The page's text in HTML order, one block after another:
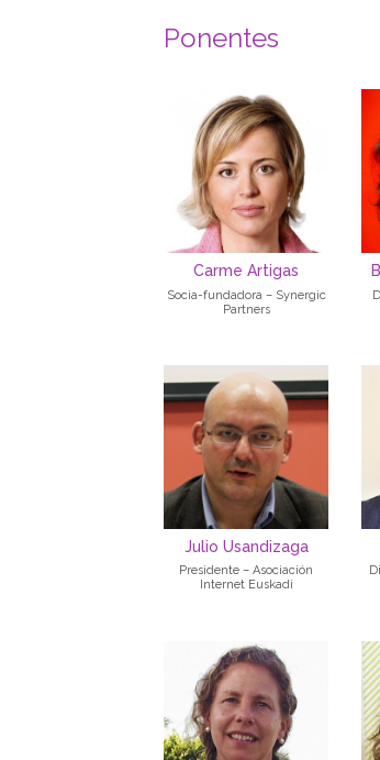
Ponentes
Carme Artigas
Socia-fundadora – Synergic
Partners
Julio Usandizaga
Presidente – Asociación
Internet Euskadi